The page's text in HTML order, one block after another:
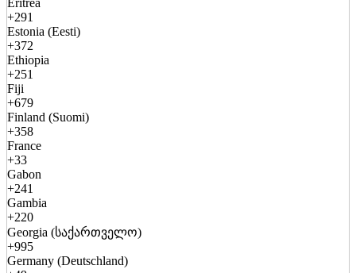
Eritrea
+291
Estonia (Eesti)
+372
Ethiopia
+251
Fiji
+679
Finland (Suomi)
+358
France
+33
Gabon
+241
Gambia
+220
Georgia (საქართველო)
+995
Germany (Deutschland)